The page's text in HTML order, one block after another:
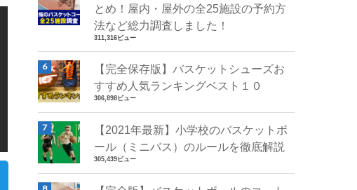
とめ！屋内・屋外の全25施設の予約方
法など総力調査しました！
311,316ビュー
【完全保存版】バスケットシューズお
すすめ人気ランキングベスト１０
306,898ビュー
【2021年最新】小学校のバスケットボ
ール（ミニバス）のルールを徹底解説
305,439ビュー